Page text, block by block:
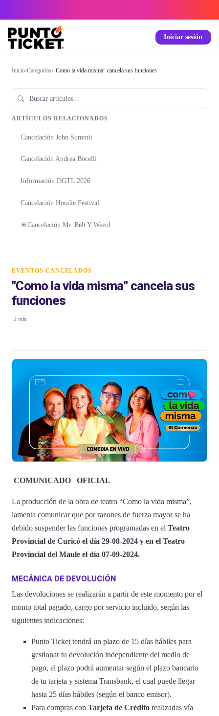
Iniciar sesión
Inicio›Categorías›"Como la vida misma" cancela sus funciones
ARTÍCULOS RELACIONADOS
Cancelación John Summit
Cancelación Andrea Bocelli
Información DGTL 2026
Cancelación Hoodie Festival
🚨Cancelación Mr. Belt Y Wezol
EVENTOS CANCELADOS
"Como la vida misma" cancela sus
funciones
·2 min
COMUNICADO OFICIAL
La producción de la obra de teatro “Como la vida misma”,
lamenta comunicar que por razones de fuerza mayor se ha
debido suspender las funciones programadas en el Teatro
Provincial de Curicó el día 29-08-2024 y en el Teatro
Provincial del Maule el día 07-09-2024.
MECÁNICA DE DEVOLUCIÓN
Las devoluciones se realizarán a partir de este momento por el
monto total pagado, cargo por servicio incluido, según las
siguientes indicaciones:
Punto Ticket tendrá un plazo de 15 días hábiles para
gestionar tu devolución independiente del medio de
pago, el plazo podrá aumentar según el plazo bancario
de tu tarjeta y sistema Transbank, el cual puede llegar
hasta 25 días hábiles (según el banco emisor).
Para compras con Tarjeta de Crédito realizadas vía